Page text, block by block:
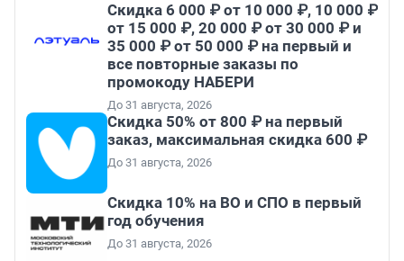
Скидка 6 000 ₽ от 10 000 ₽, 10 000 ₽
от 15 000 ₽, 20 000 ₽ от 30 000 ₽ и
35 000 ₽ от 50 000 ₽ на первый и
все повторные заказы по
промокоду НАБЕРИ
До 31 августа, 2026
Скидка 50% от 800 ₽ на первый
заказ, максимальная скидка 600 ₽
До 31 августа, 2026
Скидка 10% на ВО и СПО в первый
год обучения
До 31 августа, 2026